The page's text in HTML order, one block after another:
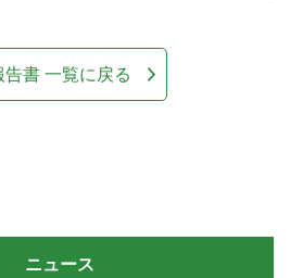
ニュース
告書 一覧に戻る